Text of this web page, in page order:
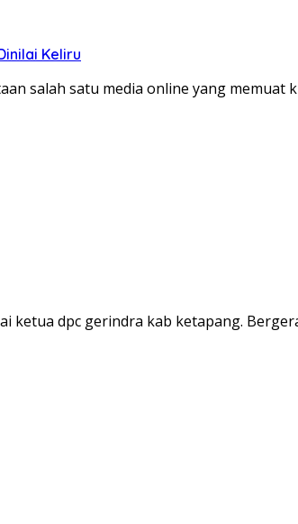
Keliru
salah satu media online yang memuat
ketua dpc gerindra kab ketapang.